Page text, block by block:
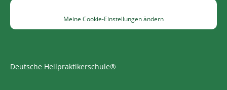
Meine Cookie-Einstellungen ändern
Deutsche Heilpraktikerschule®